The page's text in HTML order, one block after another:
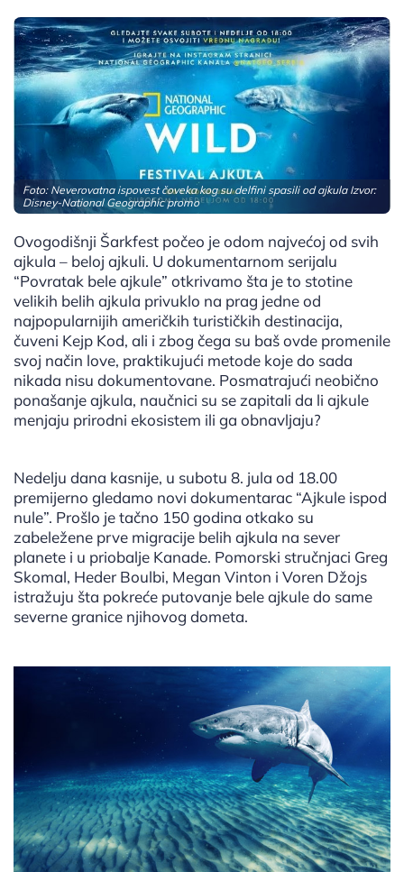
Foto: Neverovatna ispovest čoveka kog su delfini spasili od ajkula Izvor:
Disney-National Geographic promo
Ovogodišnji Šarkfest počeo je odom najvećoj od svih
ajkula – beloj ajkuli. U dokumentarnom serijalu
“Povratak bele ajkule” otkrivamo šta je to stotine
velikih belih ajkula privuklo na prag jedne od
najpopularnijih američkih turističkih destinacija,
čuveni Kejp Kod, ali i zbog čega su baš ovde promenile
svoj način love, praktikujući metode koje do sada
nikada nisu dokumentovane. Posmatrajući neobično
ponašanje ajkula, naučnici su se zapitali da li ajkule
menjaju prirodni ekosistem ili ga obnavljaju?
Nedelju dana kasnije, u subotu 8. jula od 18.00
premijerno gledamo novi dokumentarac “Ajkule ispod
nule”. Prošlo je tačno 150 godina otkako su
zabeležene prve migracije belih ajkula na sever
planete i u priobalje Kanade. Pomorski stručnjaci Greg
Skomal, Heder Boulbi, Megan Vinton i Voren Džojs
istražuju šta pokreće putovanje bele ajkule do same
severne granice njihovog dometa.